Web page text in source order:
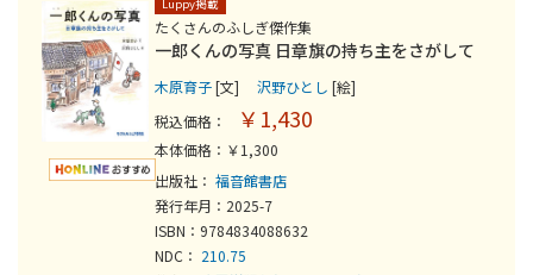
Luppy掲載
たくさんのふしぎ傑作集
一郎くんの写真 日章旗の持ち主をさがして
木原育子[文] 沢野ひとし [絵]
税込価格：
￥1,430
本体価格：￥1,300
出版社： 福音館書店
発行年月：2025-7
ISBN：9784834088632
NDC： 210.75